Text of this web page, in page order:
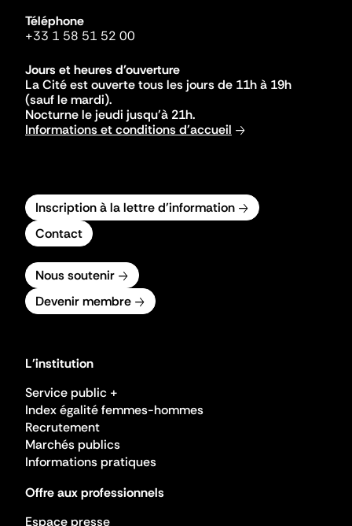
Téléphone
+33 1 58 51 52 00
Jours et heures d'ouverture
La Cité est ouverte tous les jours de 11h à 19h
(sauf le mardi).
Nocturne le jeudi jusqu'à 21h.
Informations et conditions d'accueil
Inscription à la lettre d'information
Contact
Nous soutenir
Devenir membre
L'institution
Service public +
Index égalité femmes-hommes
Recrutement
Marchés publics
Informations pratiques
Offre aux professionnels
Espace presse